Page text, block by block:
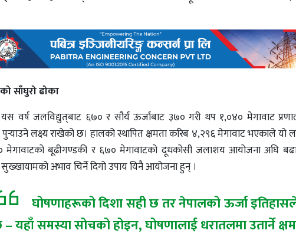
साँघुरो ढोका
वर्ष जलविद्युत्‌बाट ६७० र सौर्य ऊर्जाबाट ३७० गरी थप १,०४० मेगावाट
लक्ष्य राखेको छ। हालको स्थापित क्षमता करिब ४,२९६ मेगावाट भएकाले यो
मेगावाटको बूढीगण्डकी र ६७० मेगावाटको दूधकोसी जलाशय आयोजना अघि
अभाव चिर्ने दिगो उपाय यिनै आयोजना हुन् ।
घोषणाहरूको दिशा सही छ तर नेपालको ऊर्जा
यहाँ समस्या सोचको होइन, घोषणालाई धरातलमा उतार्ने